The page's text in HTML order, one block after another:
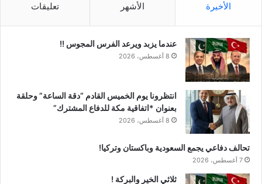
الأخيرة الأشهر تعليقات
عندما يزبد ويرعد الفرس المجوس !!
8 أغسطس، 2026
انتظرونا يوم الخميس القادم “دقة الساعة” وحلقة
بعنوان *اتفاقية مكة للدفاع المشترك”
8 أغسطس، 2026
تحالف دفاعي يجمع السعودية وباكستان وتركيا!
7 أغسطس، 2026
ثلاثي الخير والبركة !